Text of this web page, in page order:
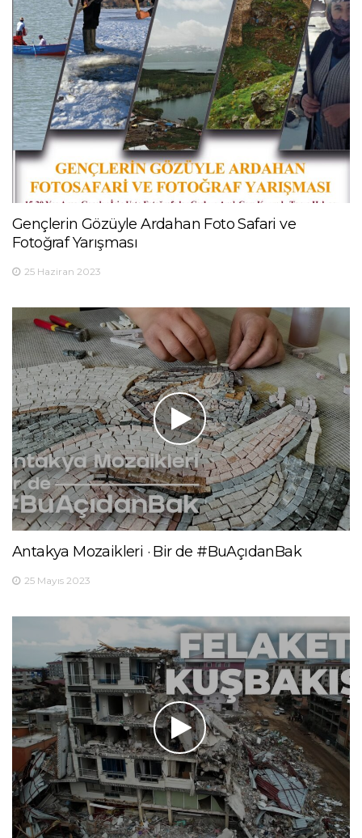
Gençlerin Gözüyle Ardahan Foto Safari ve
Fotoğraf Yarışması
25 Haziran 2023
Antakya Mozaikleri · Bir de #BuAçıdanBak
25 Mayıs 2023